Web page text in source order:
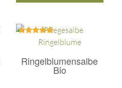
Ringelblumensalbe
Bio
Bewertet
mit
von 5